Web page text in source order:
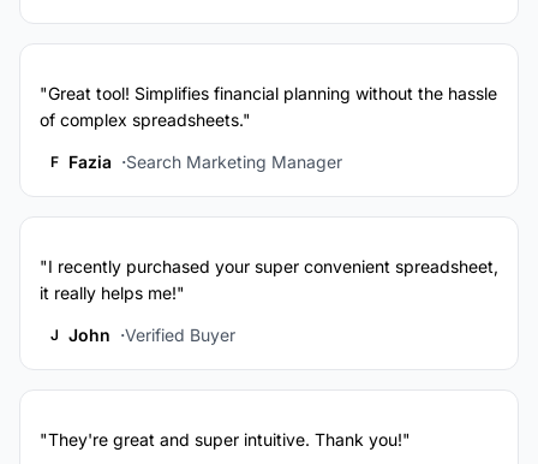
"Great tool! Simplifies financial planning without the hassle
of complex spreadsheets."
F Fazia Search Marketing Manager
"I recently purchased your super convenient spreadsheet,
it really helps me!"
J John Verified Buyer
"They're great and super intuitive. Thank you!"